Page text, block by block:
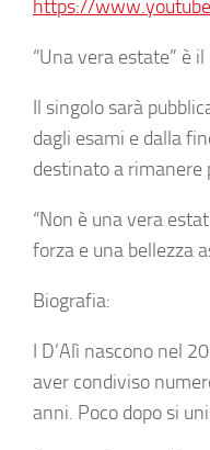
https://
“Una vera estate” è
Il singolo sarà
dagli esami e dalla
destinato a rimanere
“Non è una vera
forza e una bellezza
Biografia:
I D’Alì nascono nel
aver condiviso
anni. Poco dopo si